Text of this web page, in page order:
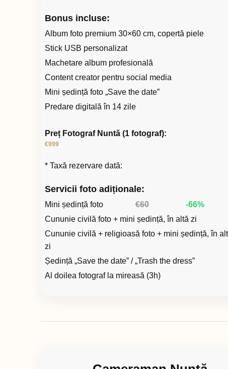
Bonus incluse:
Album foto premium 30×60 cm, copertă piele
Stick USB personalizat
Machetare album profesională
Content creator pentru social media
Mini ședință foto „Save the date”
Predare digitală în 14 zile
Preț Fotograf Nuntă (1 fotograf):
€999
* Taxă rezervare dată:
Servicii foto adiționale:
Mini ședință foto €60 -66%
Cununie civilă foto + mini ședință, în altă zi
Cununie civilă + religioasă foto + mini ședință, în
zi
Ședință „Save the date” / „Trash the dress”
Al doilea fotograf la mireasă (3h)